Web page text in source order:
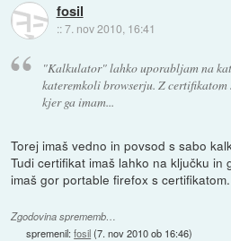
fosil
::7. nov 2010, 16:41
"Kalkulator" lahko uporabljam na
kateremkoli browserju. Z certifikatom
kjer ga imam...
Torej imaš vedno in povsod s sabo
Tudi certifikat imaš lahko na ključku in
imaš gor portable firefox s certifikatom.
Zgodovina sprememb…
spremenil:fosil(7. nov 2010 ob 16:46)